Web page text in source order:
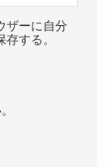
ザーに自分
する。